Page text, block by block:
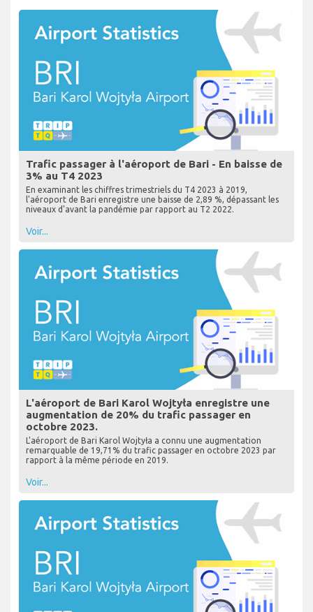
Trafic passager à l'aéroport de Bari - En baisse de
3% au T4 2023
En examinant les chiffres trimestriels du T4 2023 à 2019,
l'aéroport de Bari enregistre une baisse de 2,89 %, dépassant les
niveaux d'avant la pandémie par rapport au T2 2022.
Voir...
L'aéroport de Bari Karol Wojtyła enregistre une
augmentation de 20% du trafic passager en
octobre 2023.
L'aéroport de Bari Karol Wojtyła a connu une augmentation
remarquable de 19,71% du trafic passager en octobre 2023 par
rapport à la même période en 2019.
Voir...